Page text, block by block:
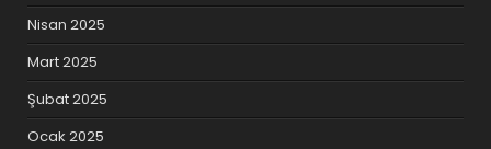
Nisan 2025
Mart 2025
Şubat 2025
Ocak 2025